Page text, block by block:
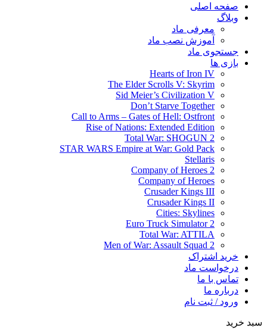
صفحه اصلی
وبلاگ
معرفی ماد
آموزش نصب ماد
جستجوی ماد
بازی ها
Hearts of Iron IV
The Elder Scrolls V: Skyrim
Sid Meier’s Civilization V
Don’t Starve Together
Call to Arms – Gates of Hell: Ostfront
Rise of Nations: Extended Edition
Total War: SHOGUN 2
STAR WARS Empire at War: Gold Pack
Stellaris
Company of Heroes 2
Company of Heroes
Crusader Kings III
Crusader Kings II
Cities: Skylines
Euro Truck Simulator 2
Total War: ATTILA
Men of War: Assault Squad 2
خرید اشتراک
درخواست ماد
تماس با ما
درباره ما
ورود / ثبت نام
سبد خرید